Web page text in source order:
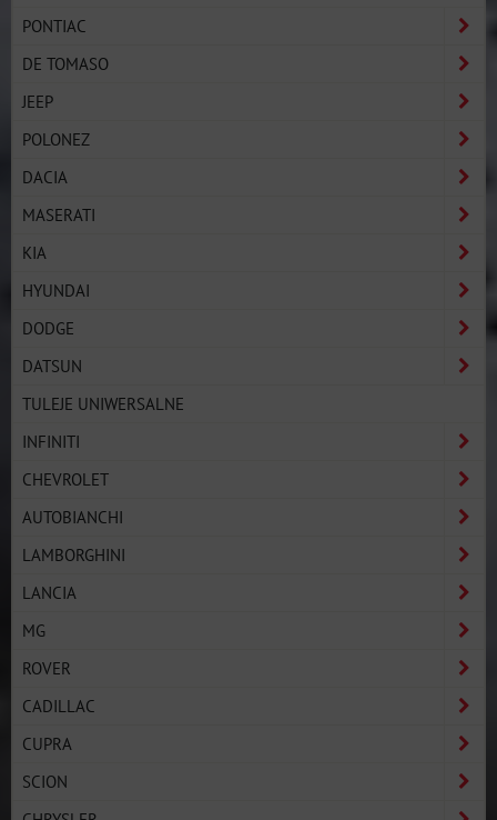
PONTIAC
DE TOMASO
JEEP
POLONEZ
DACIA
MASERATI
KIA
HYUNDAI
DODGE
DATSUN
TULEJE UNIWERSALNE
INFINITI
CHEVROLET
AUTOBIANCHI
LAMBORGHINI
LANCIA
MG
ROVER
CADILLAC
CUPRA
SCION